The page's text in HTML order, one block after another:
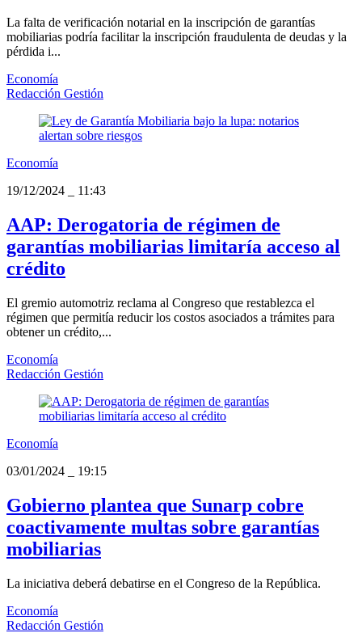
La falta de verificación notarial en la inscripción de garantías
mobiliarias podría facilitar la inscripción fraudulenta de deudas y la
pérdida i...
Economía
Redacción Gestión
Economía
19/12/2024
11:43
AAP: Derogatoria de régimen de
garantías mobiliarias limitaría acceso al
crédito
El gremio automotriz reclama al Congreso que restablezca el
régimen que permitía reducir los costos asociados a trámites para
obtener un crédito,...
Economía
Redacción Gestión
Economía
03/01/2024
19:15
Gobierno plantea que Sunarp cobre
coactivamente multas sobre garantías
mobiliarias
La iniciativa deberá debatirse en el Congreso de la República.
Economía
Redacción Gestión